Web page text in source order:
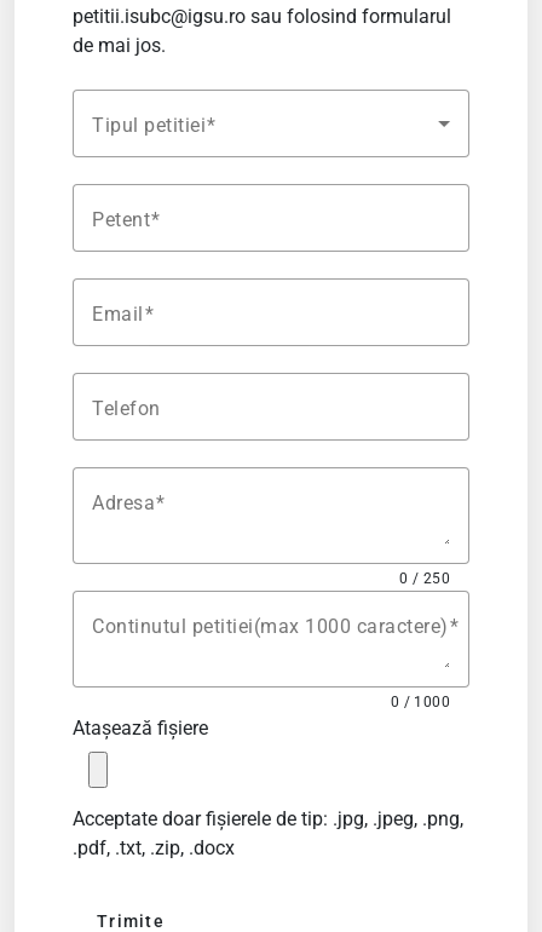
petitii.isubc@igsu.ro sau folosind formularul
de mai jos.
Tipul petitiei
Petent
Email
Telefon
Adresa
0 / 250
Continutul petitiei(max 1000 caractere)
0 / 1000
Atașează fișiere
Acceptate doar fișierele de tip: .jpg, .jpeg, .png,
.pdf, .txt, .zip, .docx
Trimite